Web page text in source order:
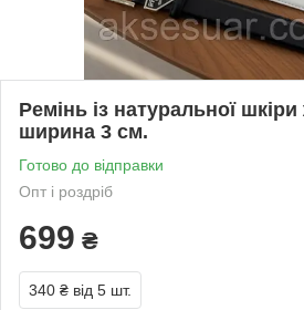
Ремінь із натуральної
ширина 3 см.
Готово до відправки
Опт і роздріб
699 ₴
340 ₴ від 5 шт.